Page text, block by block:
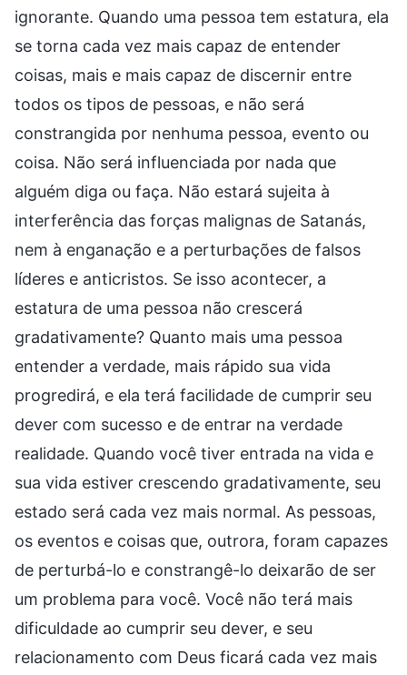
ignorante. Quando uma pessoa tem estatura, ela
se torna cada vez mais capaz de entender
coisas, mais e mais capaz de discernir entre
todos os tipos de pessoas, e não será
constrangida por nenhuma pessoa, evento ou
coisa. Não será influenciada por nada que
alguém diga ou faça. Não estará sujeita à
interferência das forças malignas de Satanás,
nem à enganação e a perturbações de falsos
líderes e anticristos. Se isso acontecer, a
estatura de uma pessoa não crescerá
gradativamente? Quanto mais uma pessoa
entender a verdade, mais rápido sua vida
progredirá, e ela terá facilidade de cumprir seu
dever com sucesso e de entrar na verdade
realidade. Quando você tiver entrada na vida e
sua vida estiver crescendo gradativamente, seu
estado será cada vez mais normal. As pessoas,
os eventos e coisas que, outrora, foram capazes
de perturbá-lo e constrangê-lo deixarão de ser
um problema para você. Você não terá mais
dificuldade ao cumprir seu dever, e seu
relacionamento com Deus ficará cada vez mais